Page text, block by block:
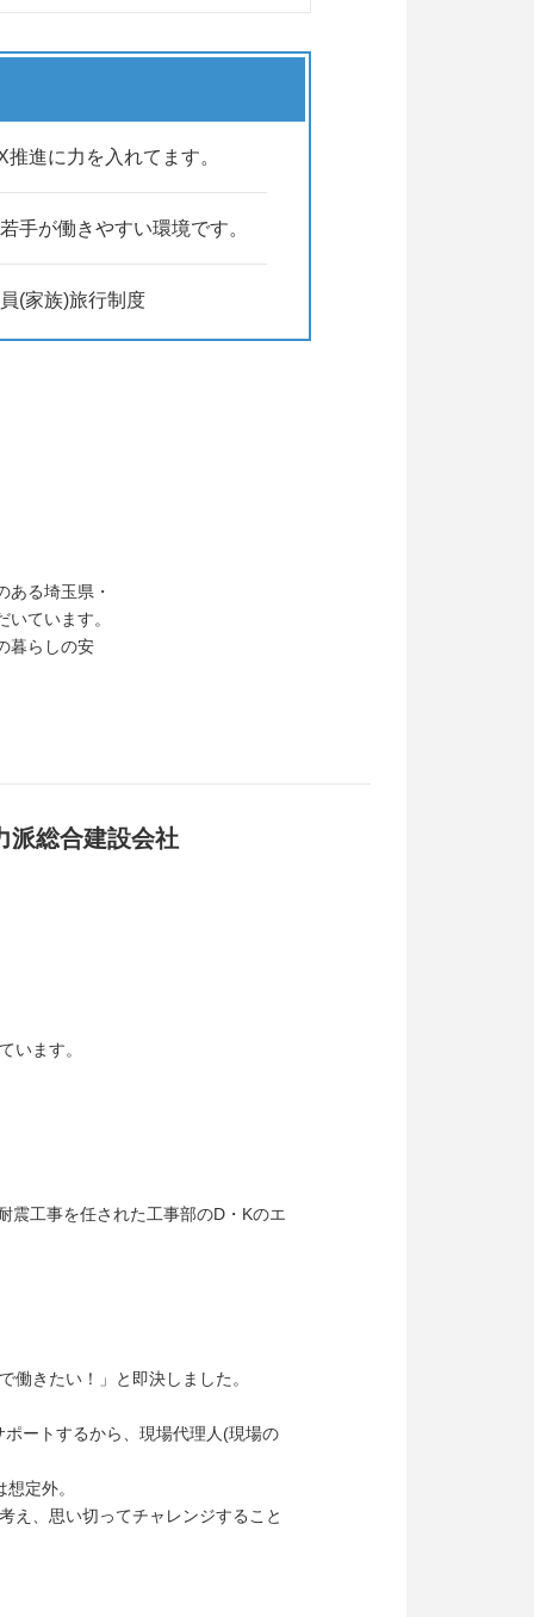
進に力を入れてます。
手が働きやすい環境です。
(家族)旅行制度
ある埼玉県・
ています。
暮らしの安
派総合建設会社
います。
震工事を任された工事部のD・Kのエ
働きたい！」と即決しました。
ートするから、現場代理人(現場の
定外。
え、思い切ってチャレンジすること